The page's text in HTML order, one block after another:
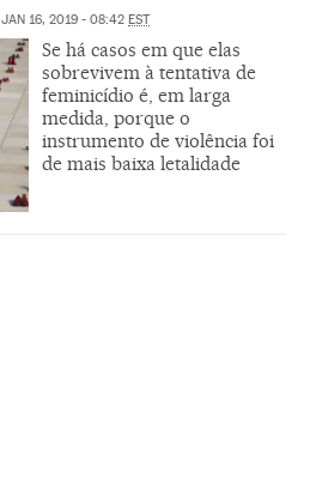
JAN 16, 2019 - 08:42 EST
Se há casos em que elas
sobrevivem à tentativa de
feminicídio é, em larga
medida, porque o
instrumento de violência foi
de mais baixa letalidade